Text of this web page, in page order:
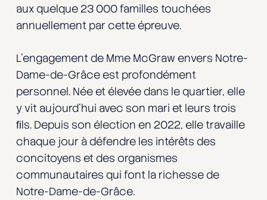
aux quelque 23 000 familles touchées
annuellement par cette épreuve.
L’engagement de Mme McGraw envers Notre-
Dame-de-Grâce est profondément
personnel. Née et élevée dans le quartier, elle
y vit aujourd’hui avec son mari et leurs trois
ﬁls. Depuis son élection en 2022, elle travaille
chaque jour à défendre les intérêts des
concitoyens et des organismes
communautaires qui font la richesse de
Notre-Dame-de-Grâce.